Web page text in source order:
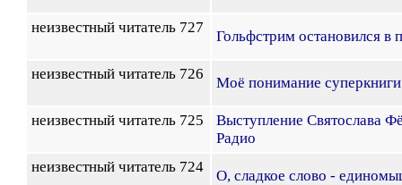
неизвестный читатель 727
Гольфстрим остановился в
неизвестный читатель 726
Моё понимание суперкниги
неизвестный читатель 725
Выступление Святослава
Радио
неизвестный читатель 724
О, сладкое слово -